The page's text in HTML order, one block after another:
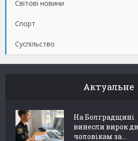
Світові новини
Спорт
Суспільство
Актуальне
На Болградщині
винесли вирок
чоловікам за...